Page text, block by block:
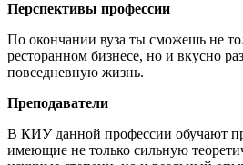
Перспективы профессии
По окончании вуза ты сможешь не
ресторанном бизнесе, но и вкусно
повседневную жизнь.
Преподаватели
В КИУ данной профессии обучают
имеющие не только сильную